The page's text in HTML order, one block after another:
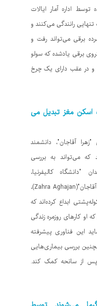
اداره آمار ایالات
به تنهایی رانندگی می‌کنند و
برقی می‌تواند رفت و
برقی یادشده که سولو
و در عقب دارای یک چرخ
اسکن مغز تبدیل می
آقاجان"، دانشمند
که می‌تواند به بررسی
"دانشگاه کالیفرنیا،
لس‌آنجلس"(UCLA) با همکاری "زهرا آقاجان"(Zahra Aghajan)،
ابداع کرده‌اند که
او کارهای روزمره زندگی
این فناوری پیشرفته
بررسی بیماری‌هایی
پس از سانحه کمک کند.